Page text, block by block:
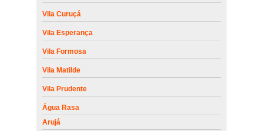
onde encontro empresa de manutenção de portão de aço de
enrolar Ribeirão Pires
onde encontrar empresa de manutenção de portão basculante
onde encontro empresa de manutenção de portão de alumínio São
Mateus
Vila Curuçá
Vila Esperança
Vila Formosa
Vila Matilde
Vila Prudente
Água Rasa
Arujá